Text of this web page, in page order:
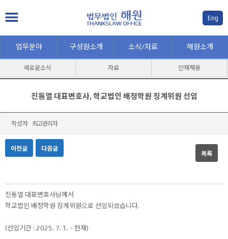
Eng
업무분야 구성원소개 소식/자료
새로운소식 자료 인재채용
해원소개
진동열 대표변호사, 학교법인 배정학원 징계위원 선임
작성자 최고관리자
이전글 다음글
목록
본문
진동열 대표변호사님께서
학교법인 배정학원 징계위원으로 선임되셨습니다.
(선임기간 : 2025. 7. 1. - 현재)